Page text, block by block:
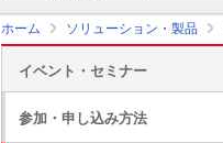
ホーム ソリューション・製品
イベント・セミナー
参加・申し込み方法